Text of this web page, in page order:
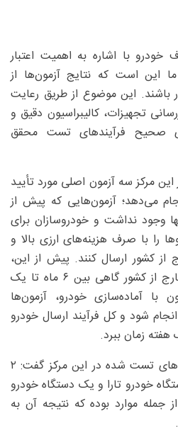
با اشاره به اهمیت اعتبار
این است که نتایج آزمون‌ها از
باشند. این موضوع از طریق رعایت
تجهیزات، کالیبراسیون دقیق و
صحیح فرآیند‌های تست محقق
مرکز سه آزمون اصلی مورد تأیید
می‌دهد؛ آزمون‌هایی که پیش از
وجود نداشت و خودروسازان برای
را با صرف هزینه‌های ارزی بالا و
از کشور ارسال کنند. پیش از این،
انجام تست‌های ایمنی در خارج از کشور گاهی بین ۶ ماه تا یک
با آماده‌سازی خودرو، آزمون‌ها
شود و کل فرآیند ارسال خودرو
زمان ببرد.
وی با اشاره به تعداد خودرو‌های تست شده در این مرکز گفت: ۲
خودرو تارا و یک دستگاه خودرو
سورن دوگانه سوز و تیگو۷ از جمله موارد بوده که نتیجه آن به